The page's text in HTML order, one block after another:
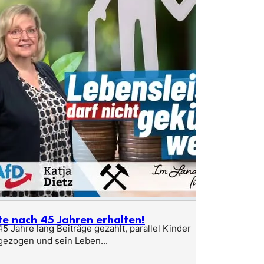
nach 45 Jahren erhalten!
Jahre lang Beiträge gezahlt, parallel Kinder
und sein Leben...